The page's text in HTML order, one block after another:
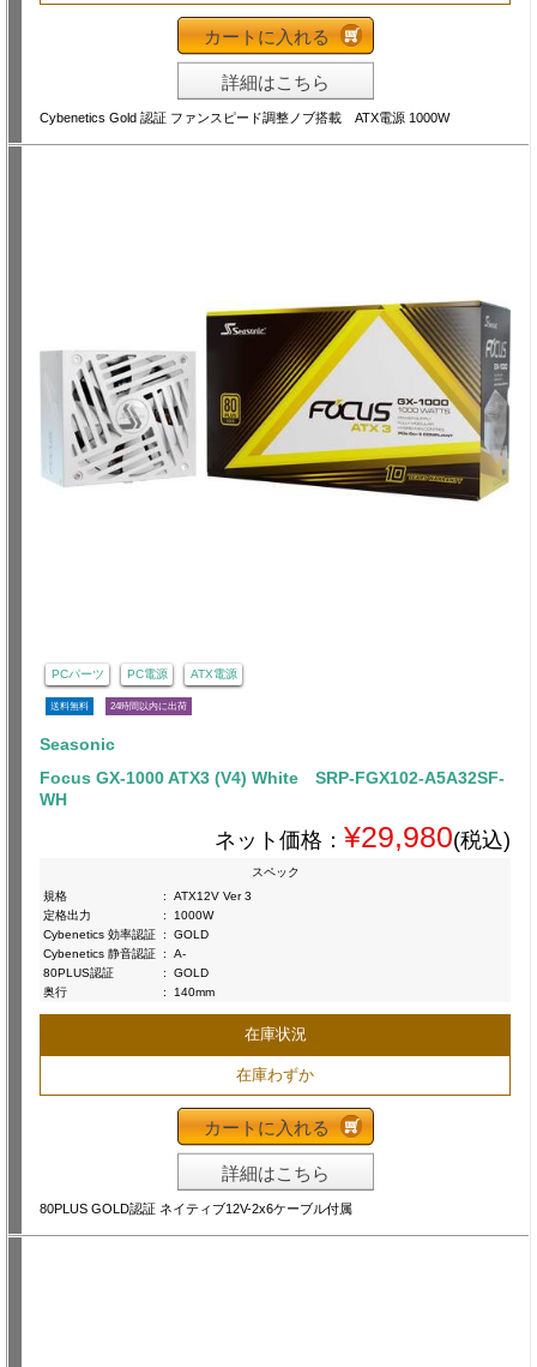
カートに入れる
詳細はこちら
Cybenetics Gold 認証 ファンスピード調整ノブ搭載 ATX電源 1000W
PCパーツ PC電源 ATX電源
送料無料 24時間以内に出荷
Seasonic
Focus GX-1000 ATX3 (V4) White SRP-FGX102-A5A32SF-
WH
ネット価格： ¥29,980(税込)
スペック
規格
:
ATX12V Ver 3
定格出力
:
1000W
Cybenetics 効率認証 :
GOLD
Cybenetics 静音認証 :
A-
80PLUS認証
:
GOLD
奥行
: 140mm
在庫状況
在庫わずか
カートに入れる
詳細はこちら
80PLUS GOLD認証 ネイティブ12V-2x6ケーブル付属